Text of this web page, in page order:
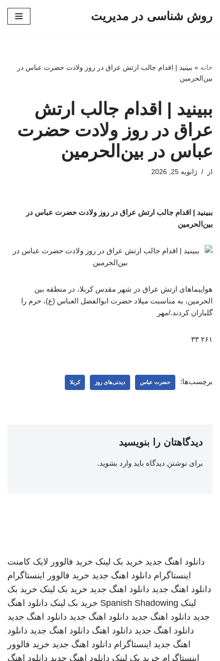
روش شناسی در مدیریت
خانه » ببینید | اقدام جالب ارتش عراق در روز ولادت حضرت عباس در
بین‌الحرمین
ببینید | اقدام جالب ارتش
عراق در روز ولادت حضرت
عباس در بین‌الحرمین
از ژانویه 25, 2026
ببینید | اقدام جالب ارتش عراق در روز ولادت حضرت عباس در
بین‌الحرمین
هواپیماهای ارتش عراق در شهر مقدس کربلا، در منطقه بین
الحرمین، به مناسبت میلاد حضرت ابوالفضل العباس (ع)، حرم را
گلباران کردند./مهر
۲۶۱ ۳۳
برچسب‌ها: حضرت عباس دیدنی‌های روز کربلا
دیدگاهتان را بنویسید
برای نوشتن دیدگاه باید وارد بشوید.
دانلود اهنگ جدید خرید بک لینک خرید فالوور لایک کامنت
اینستاگرام دانلود اهنگ جدید خرید فالوور اینستاگرام
دانلود اهنگ جدید دانلود اهنگ جدید خرید بک لینک خرید بک
لینک Spanish Shadowing خرید بک لینک دانلود اهنگ
جدید دانلود اهنگ جدید دانلود اهنگ جدید دانلود اهنگ جدید
دانلود اهنگ جدید دانلود اهنگ دانلود اهنگ جدید دانلود
اهنگ جدید اینستاگرام دانلود اهنگ جدید خرید فالوور
اینستاگرام خرید بک لینک دانلود اهنگ جدید دانلود اهنگ